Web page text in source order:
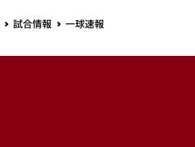
試合情報 一球速報